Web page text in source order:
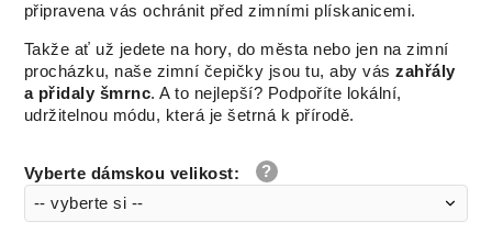
připravena vás ochránit před zimními plískanicemi.
Takže ať už jedete na hory, do města nebo jen na zimní
procházku, naše zimní čepičky jsou tu, aby vászahřály
a přidaly šmrnc. A to nejlepší? Podpoříte lokální,
udržitelnou módu, která je šetrná k přírodě.
Vyberte dámskou velikost: